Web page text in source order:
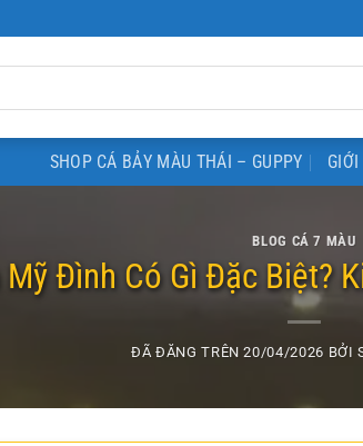
SHOP CÁ BẢY MÀU THÁI – GUPPY
BLOG CÁ 7 MÀU
Mỹ Đình Có Gì Đặc Biệt?
ĐÃ ĐĂNG TRÊN20/04/2026 BỞI